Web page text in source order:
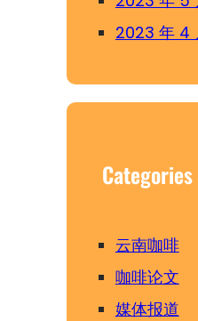
2023 年 4
Categories
云南咖啡
咖啡论文
媒体报道